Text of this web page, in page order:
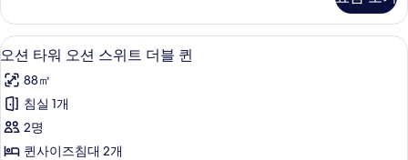
모
두
보
기
박
당
1
회
이
용
1
회
이
용
가
능
자
세
히
스
파
이
어
스
위
트
조
식
PKG]
타
워
스
파
오
션
타
워
오
오리/거위털 이불, 미니바, 객실 내 금
6
오션 타워 오션 스위트 더블 퀸
88㎡
침실 1개
2명
퀸사이즈침대 2개